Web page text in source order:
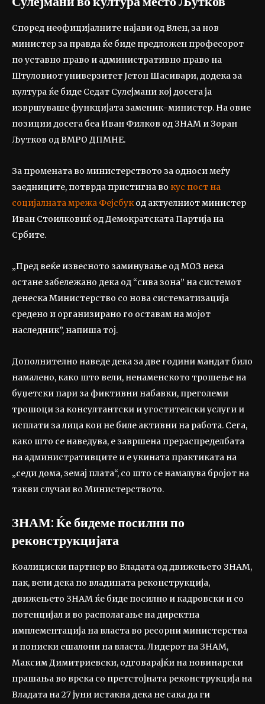
Според неофицијалните најави од Влен, за нов
министер за правда ќе биде предложен професорот
по уставно право и административно право на
Штуловиот универзитет Јетон Шасивари, додека за
култура ќе биде Седат Сулејмани кој досега ја
извршуваше функцијата заменик-министер. На овие
позиции досега беа Иван Филков од ЗНАМ и Зоран
Љутков од ВМРО ДПМНЕ.
За промената во министерството за односи меѓу
заедниците, потврда пристигна во кус пост на
социјалната мрежа Фејсбукод актуелниот министер
Иван Стоилковиќ од Демократската Партија на
Србите.
„Пред веќе извесното заминување од МОЗ нека
остане забележано дека од “сива зона” на системот
денеска Министерство со нова систематизација
средено и организирано го оставам на мојот
наследник”, напиша тој.
Дополнително наведе дека за две години мандат било
намалено, како што вели, ненаменското трошење на
буџетски пари за фиктивни набавки, преголеми
трошоци за консултантски и угостителски услуги и
исплати за лица кои не биле активни на работа. Сега,
како што се наведува, е завршена прераспределбата
на административците и е укината практиката на
„седи дома, земај плата“, со што се намалува бројот на
такви случаи во Министерството.
ЗНАМ: Ќе бидеме посилни по
реконструкцијата
Коалициски партнер во Владата од движењето ЗНАМ,
пак, вели дека по владината реконструкција,
движењето ЗНАМ ќе биде посилно и кадровски и со
потенцијал и во располагање на директна
имплементација на власта во ресорни министерства
и пониски ешалони на власта. Лидерот на ЗНАМ,
Максим Димитриевски, одговарајќи на новинарски
прашања во врска со претстојната реконструкција на
Владата на 27 јуни истакна дека не сака да ги